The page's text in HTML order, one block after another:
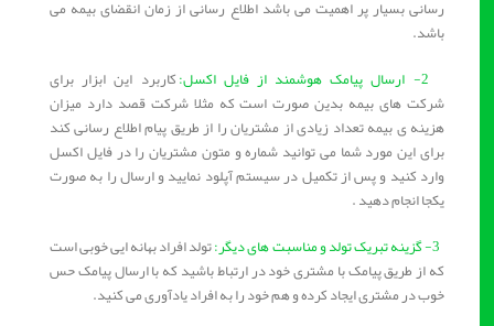
رسانی بسیار پر اهمیت می باشد اطلاع رسانی از زمان انقضای بیمه می
باشد.
کاربرد این ابزار برای
شرکت های بیمه بدین صورت است که مثلا شرکت قصد دارد میزان
هزینه ی بیمه تعداد زیادی از مشتریان را از طریق پیام اطلاع رسانی کند
برای این مورد شما می توانید شماره و متون مشتریان را در فایل اکسل
وارد کنید و پس از تکمیل در سیستم آپلود نمایید و ارسال را به صورت
یکجا انجام دهید .
تولد افراد بهانه ایی خوبی است
که از طریق پیامک با مشتری خود در ارتباط باشید که با ارسال پیامک حس
خوب در مشتری ایجاد کرده و هم خود را به افراد یادآوری می کنید.